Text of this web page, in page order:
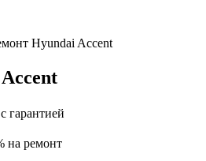
Hyundai Accent
гарантией
на ремонт